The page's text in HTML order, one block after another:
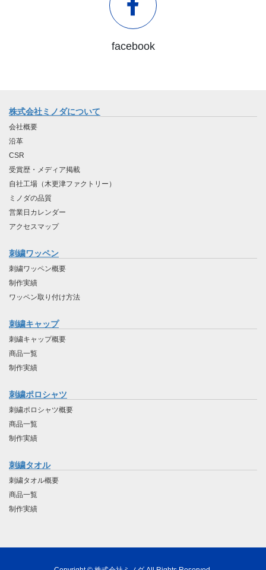
facebook
株式会社ミノダについて
会社概要
沿革
CSR
受賞歴・メディア掲載
自社工場（木更津ファクトリー）
ミノダの品質
営業日カレンダー
アクセスマップ
刺繍ワッペン
刺繍ワッペン概要
制作実績
ワッペン取り付け方法
刺繍キャップ
刺繍キャップ概要
商品一覧
制作実績
刺繍ポロシャツ
刺繍ポロシャツ概要
商品一覧
制作実績
刺繍タオル
刺繍タオル概要
商品一覧
制作実績